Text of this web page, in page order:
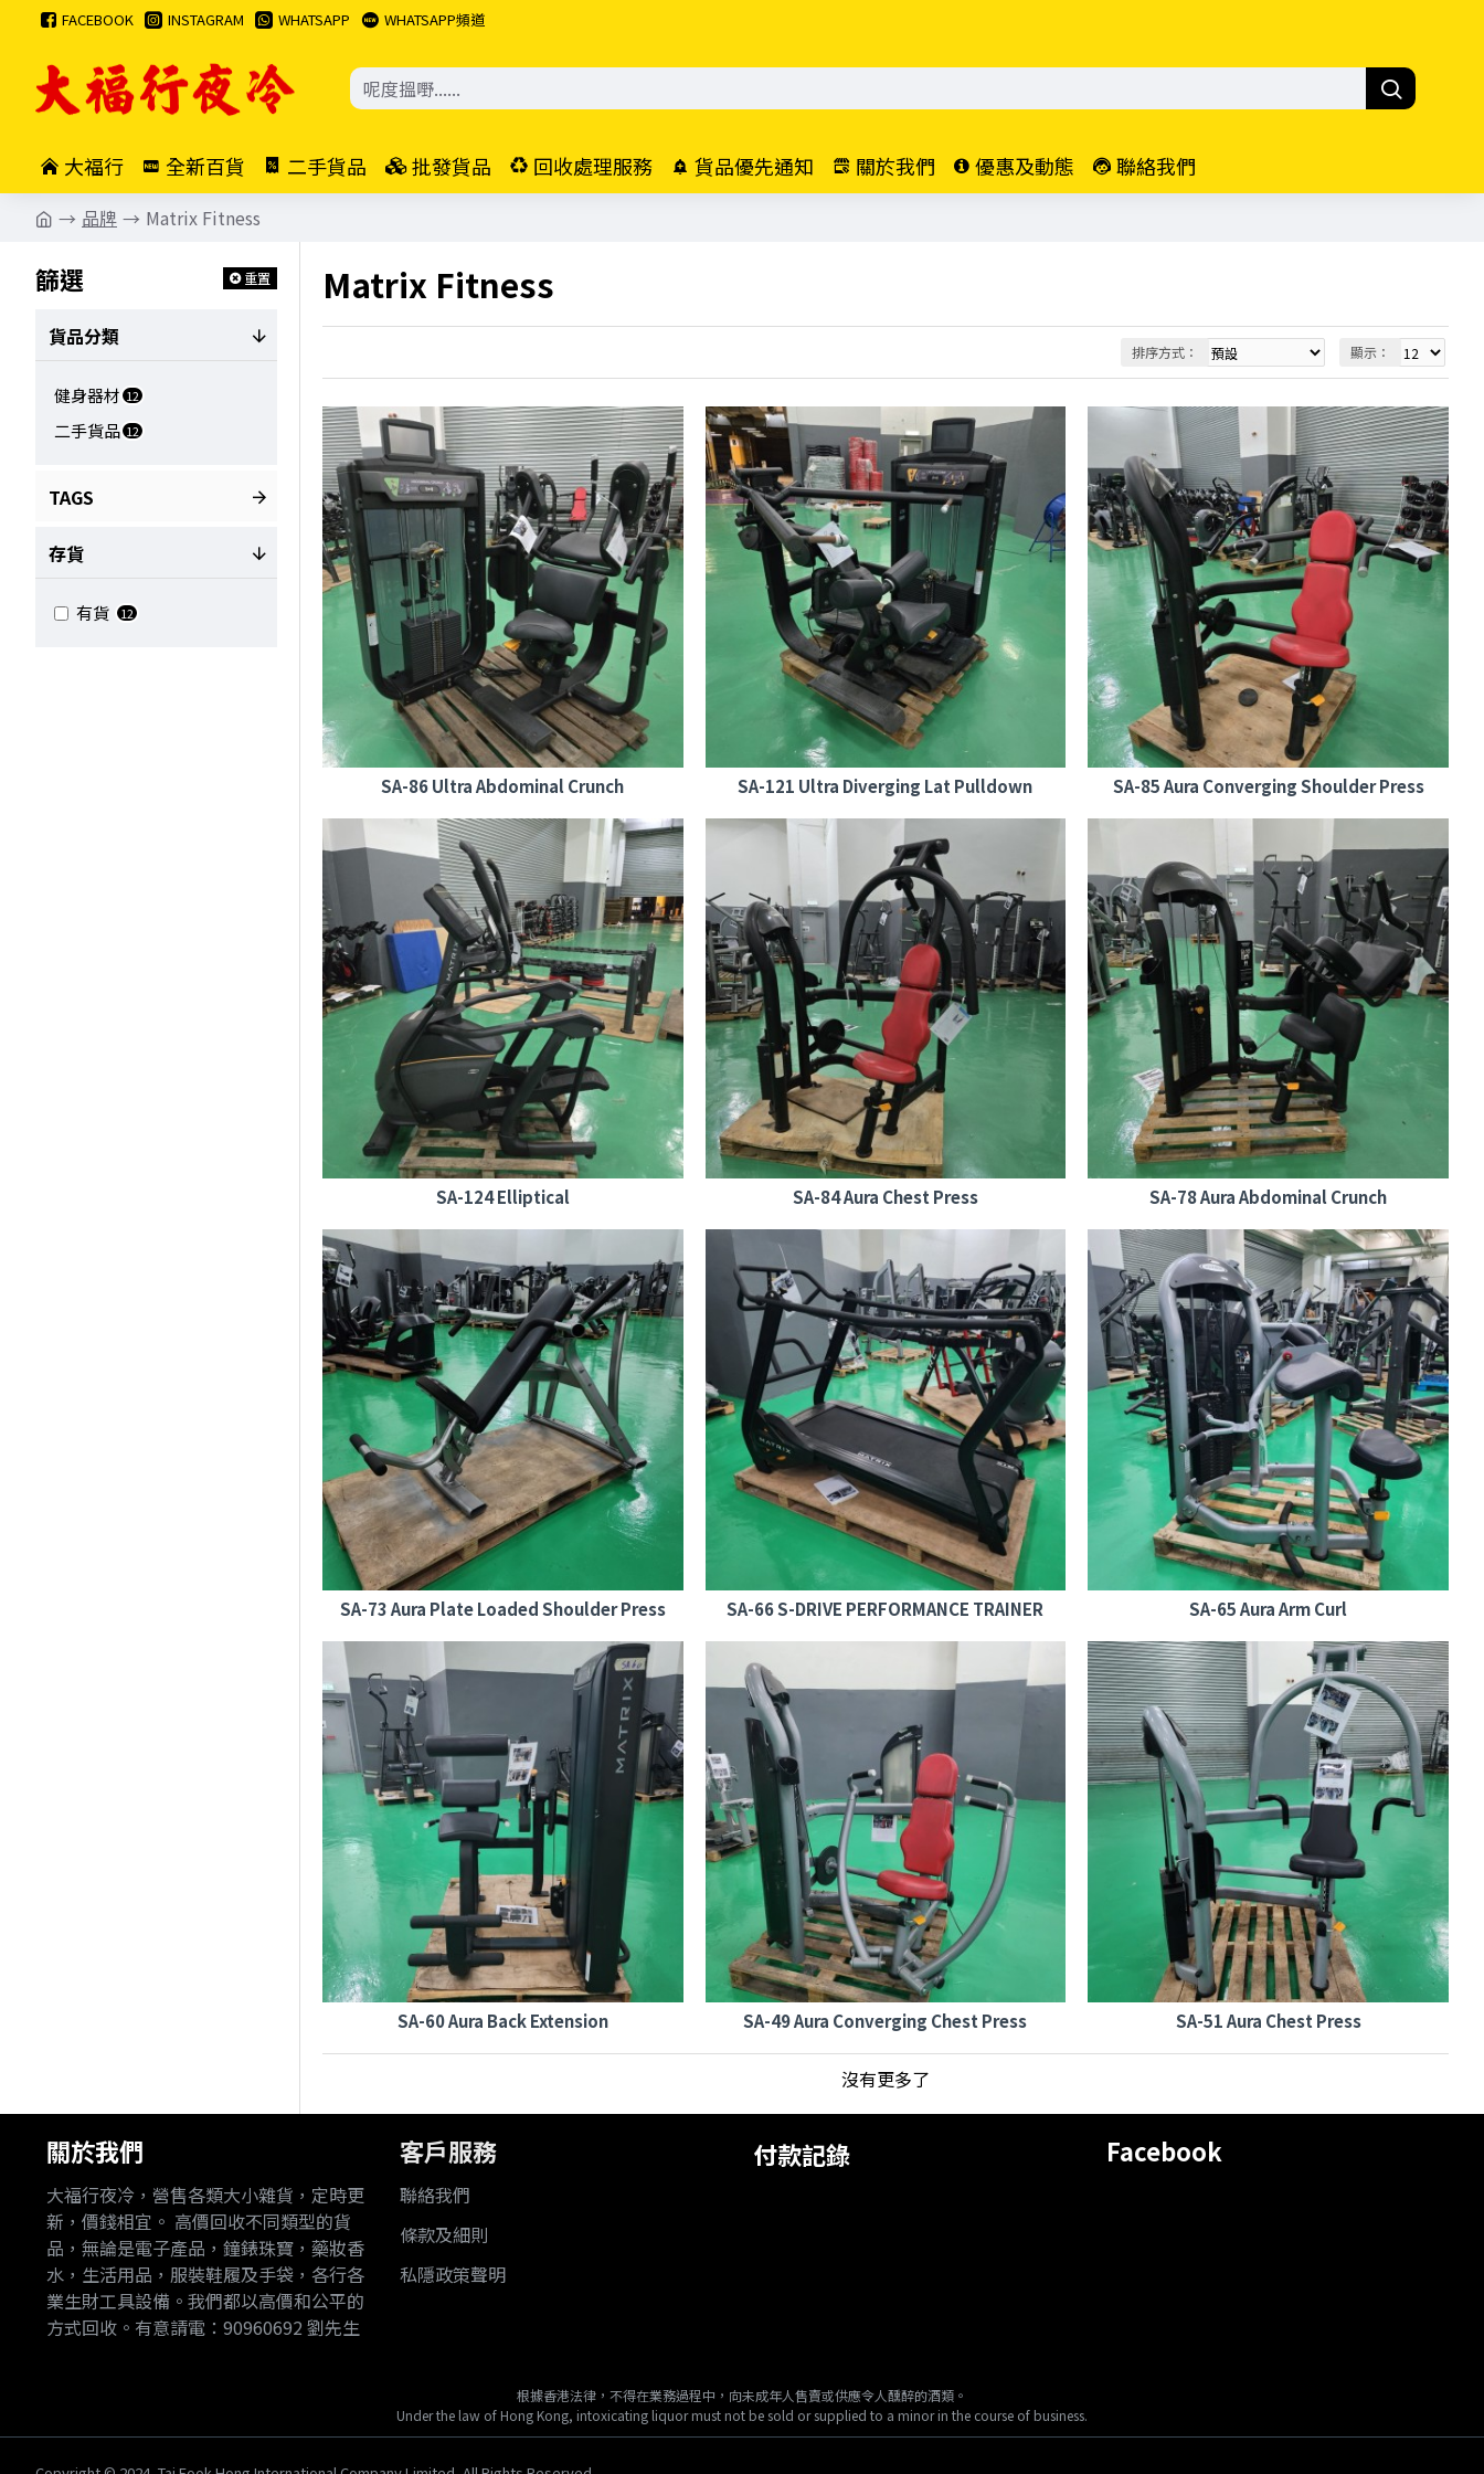
FACEBOOK INSTAGRAM WHATSAPP WHATSAPP頻道
大福行 全新百貨 二手貨品 批發貨品 回收處理服務 貨品優先通知 關於我們 優惠及動態 聯絡我們
品牌 Matrix Fitness
篩選 重置
貨品分類
健身器材 12
二手貨品 12
TAGS
存貨
有貨 12
Matrix Fitness
排序方式： 顯示：
SA-86 Ultra Abdominal Crunch SA-121 Ultra Diverging Lat Pulldown SA-85 Aura Converging Shoulder Press
SA-124 Elliptical SA-84 Aura Chest Press SA-78 Aura Abdominal Crunch
SA-73 Aura Plate Loaded Shoulder Press SA-66 S-DRIVE PERFORMANCE TRAINER SA-65 Aura Arm Curl
SA-60 Aura Back Extension SA-49 Aura Converging Chest Press SA-51 Aura Chest Press
沒有更多了
關於我們
大福行夜冷，營售各類大小雜貨，定時更
新，價錢相宜。 高價回收不同類型的貨
品，無論是電子產品，鐘錶珠寶，藥妝香
水，生活用品，服裝鞋履及手袋，各行各
業生財工具設備。我們都以高價和公平的
方式回收。有意請電：90960692 劉先生
客戶服務
聯絡我們
條款及細則
私隱政策聲明
付款記錄 Facebook
根據香港法律，不得在業務過程中，向未成年人售賣或供應令人醺醉的酒類。
Under the law of Hong Kong, intoxicating liquor must not be sold or supplied to a minor in the course of business.